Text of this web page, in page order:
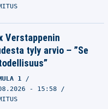
Verstappenin
tyly arvio – ”Se
1
- 15:58